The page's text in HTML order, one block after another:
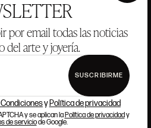
por email todas las noticias
del arte y joyería.
SUSCRIBIRME
y Política de privacidad
y se aplican laPolítica de privacidady
de serviciode Google.
ANSORENA
VALORACIONES